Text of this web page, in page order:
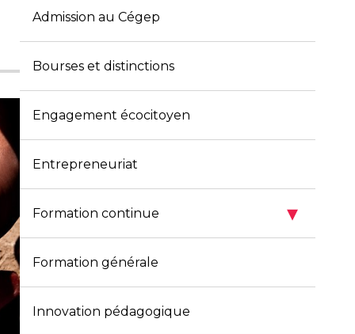
Admission au Cégep
Bourses et distinctions
Engagement écocitoyen
Entrepreneuriat
Formation continue ▾
Formation générale
Innovation pédagogique